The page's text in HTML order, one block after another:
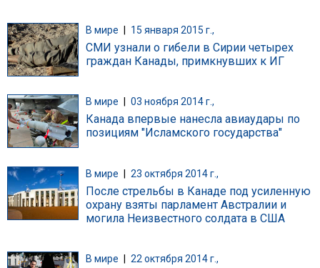
В мире 15 января 2015 г.,
СМИ узнали о гибели в Сирии четырех
граждан Канады, примкнувших к ИГ
В мире 03 ноября 2014 г.,
Канада впервые нанесла авиаудары по
позициям "Исламского государства"
В мире | 23 октября 2014 г.,
После стрельбы в Канаде под усиленную
охрану взяты парламент Австралии и
могила Неизвестного солдата в США
В мире 22 октября 2014 г.,